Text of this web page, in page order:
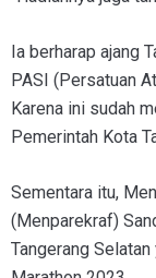
Ia berharap ajang
PASI (Persatuan
Karena ini sudah
Pemerintah Kota
Sementara itu,
(Menparekraf)
Tangerang